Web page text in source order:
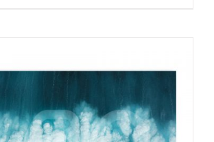
350,00 €